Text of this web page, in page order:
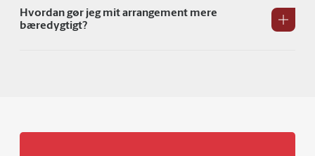
Hvordan gør jeg mit arrangement mere
bæredygtigt?